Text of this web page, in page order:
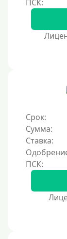
Способы
Без
Не выходя из
Без
В офисе
В ломбарде
Роботы
Перевод
Без
Денежным
Срок:
Сумма:
Ставка: